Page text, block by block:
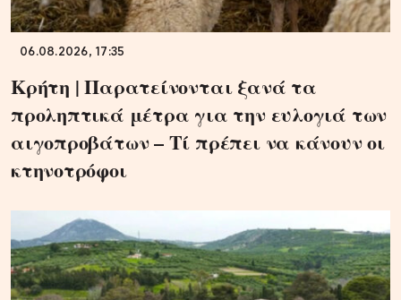
06.08.2026, 17:35
Κρήτη | Παρατείνονται ξανά τα
προληπτικά μέτρα για την ευλογιά των
αιγοπροβάτων – Τί πρέπει να κάνουν οι
κτηνοτρόφοι